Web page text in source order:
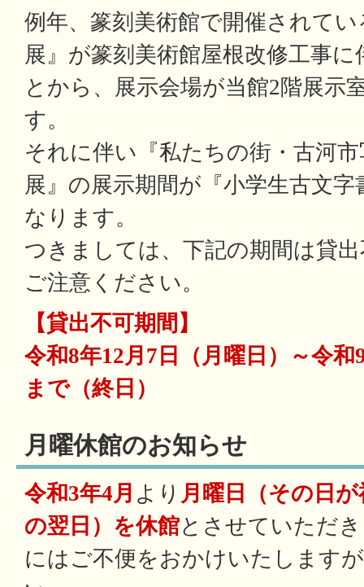
例年、篆刻美術館で開催されて
展』が篆刻美術館屋根改修工事
とから、展示会場が当館2階展示
す。
それに伴い『私たちの街・古河
展』の展示期間が『小学生古文
なります。
つきましては、下記の期間は貸
ご注意ください。
【貸出不可期間】
令和8年12月7日（月曜日）～令
まで（終日）
月曜休館のお知らせ
令和3年4月 より 月曜日（その日
の翌日）を休館とさせていただ
にはご不便をおかけいたします